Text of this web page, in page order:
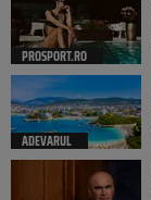
PROSPORT.RO
ADEVARUL